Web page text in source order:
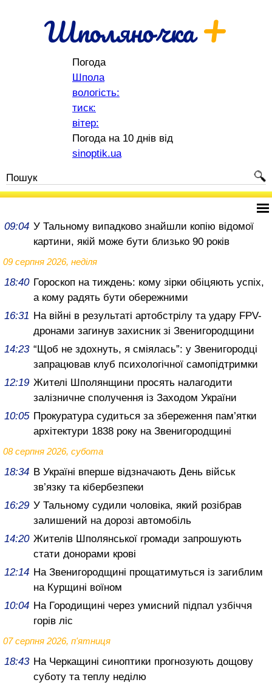
Шполяночка+
Погода
Шпола
вологість:
тиск:
вітер:
Погода на 10 днів від
sinoptik.ua
09:04 У Тальному випадково знайшли копію відомої
картини, якій може бути близько 90 років
09 серпня 2026, неділя
18:40 Гороскоп на тиждень: кому зірки обіцяють успіх,
а кому радять бути обережними
16:31 На війні в результаті артобстрілу та удару FPV-
дронами загинув захисник зі Звенигородщини
14:23 “Щоб не здохнуть, я сміялась”: у Звенигородці
запрацював клуб психологічної самопідтримки
12:19 Жителі Шполянщини просять налагодити
залізничне сполучення із Заходом України
10:05 Прокуратура судиться за збереження пам’ятки
архітектури 1838 року на Звенигородщині
08 серпня 2026, субота
18:34 В Україні вперше відзначають День військ
зв’язку та кібербезпеки
16:29 У Тальному судили чоловіка, який розібрав
залишений на дорозі автомобіль
14:20 Жителів Шполянської громади запрошують
стати донорами крові
12:14 На Звенигородщині прощатимуться із загиблим
на Курщині воїном
10:04 На Городищині через умисний підпал узбіччя
горів ліс
07 серпня 2026, п'ятниця
18:43 На Черкащині синоптики прогнозують дощову
суботу та теплу неділю